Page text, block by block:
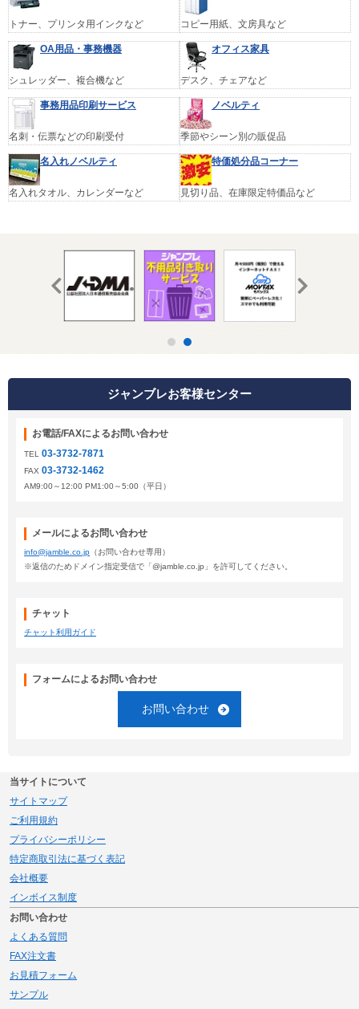
トナー、プリンタ用インクなど コピー用紙、文房具など
OA用品・事務機器
シュレッダー、複合機など
オフィス家具
デスク、チェアなど
事務用品印刷サービス
名刺・伝票などの印刷受付
ノベルティ
季節やシーン別の販促品
名入れノベルティ
名入れタオル、カレンダーなど
特価処分品コーナー
見切り品、在庫限定特価品など
ジャンブレお客様センター
お電話/FAXによるお問い合わせ
TEL 03-3732-7871
FAX 03-3732-1462
AM9:00～12:00 PM1:00～5:00（平日）
メールによるお問い合わせ
info@jamble.co.jp （お問い合わせ専用）
※返信のためドメイン指定受信で「@jamble.co.jp」を許可してください。
チャット
チャット利用ガイド
フォームによるお問い合わせ
お問い合わせ
当サイトについて
サイトマップ
ご利用規約
プライバシーポリシー
特定商取引法に基づく表記
会社概要
インボイス制度
お問い合わせ
よくある質問
FAX注文書
お見積フォーム
サンプル